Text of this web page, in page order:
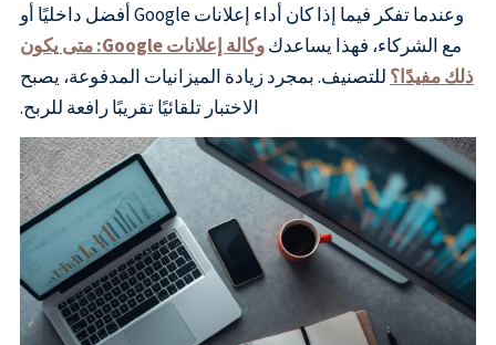
وعندما تفكر فيما إذا كان أداء إعلانات Google أفضل داخليًا أو
مع الشركاء، فهذا يساعدك
وكالة إعلانات Google: متى يكون
ذلك مفيدًا؟ للتصنيف. بمجرد زيادة الميزانيات المدفوعة، يصبح
الاختبار تلقائيًا تقريبًا رافعة للربح.